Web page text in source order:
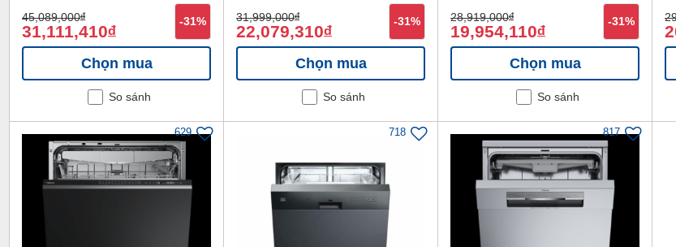
45,089,000đ
31,111,410đ
-31%
Chọn mua
So sánh
31,999,000đ
22,079,310đ
-31%
Chọn mua
So sánh
28,919,000đ
19,954,110đ
-31%
Chọn mua
So sánh
629 718 817